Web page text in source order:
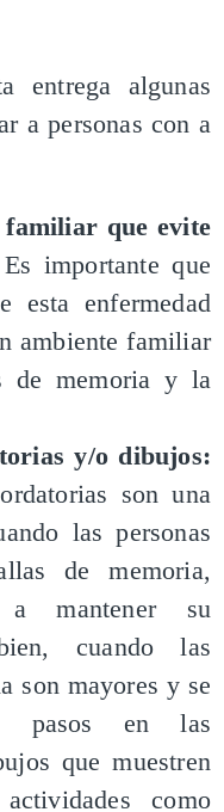
entrega algunas
a personas con a
que evite
Es importante que
esta enfermedad
ambiente familiar
de memoria y la
y/o dibujos:
son una
las personas
de memoria,
mantener su
cuando las
son mayores y se
pasos en las
que muestren
como